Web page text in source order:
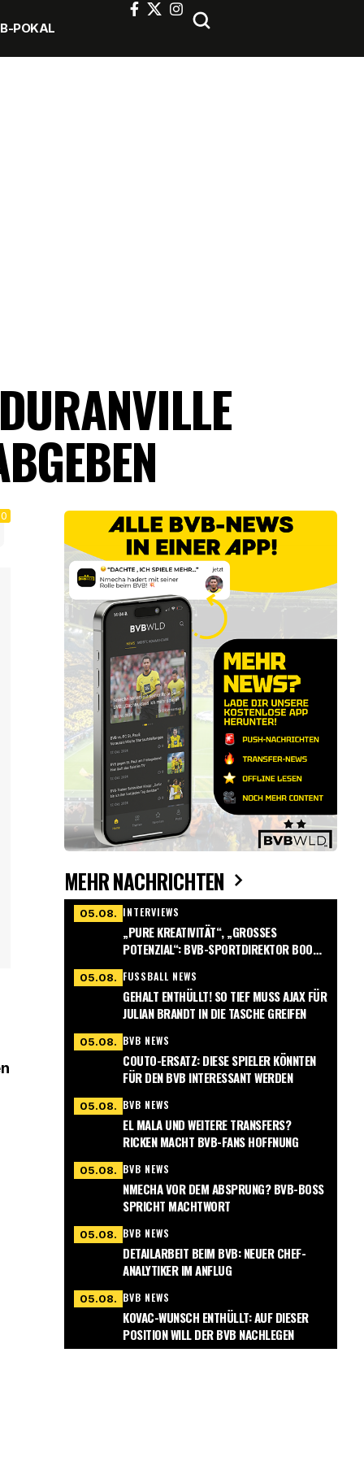
POKAL
0
MEHR NACHRICHTEN
05.08. INTERVIEWS
„PURE KREATIVITÄT“, „GROSSES P
OTENZIAL“: BVB-SPORTDIREKTOR BOOK G
05.08. FUSSBALL NEWS
GEHALT ENTHÜLLT! SO TIEF MUSS AJAX FÜR
JULIAN BRANDT IN DIE TASCHE GREIFEN
05.08. BVB NEWS
COUTO-ERSATZ: DIESE SPIELER KÖNNTEN
FÜR DEN BVB INTERESSANT WERDEN
05.08. BVB NEWS
EL MALA UND WEITERE TRANSFERS?
RICKEN MACHT BVB-FANS HOFFNUNG
05.08. BVB NEWS
NMECHA VOR DEM ABSPRUNG? BVB-BOSS
SPRICHT MACHTWORT
05.08. BVB NEWS
DETAILARBEIT BEIM BVB: NEUER CHEF-
ANALYTIKER IM ANFLUG
05.08. BVB NEWS
KOVAC-WUNSCH ENTHÜLLT: AUF DIESER
POSITION WILL DER BVB NACHLEGEN